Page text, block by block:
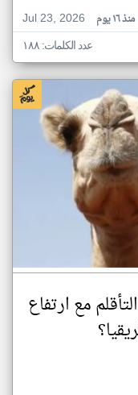
Jul 23, 2026
منذ ١٦ يوم
عدد الكلمات: ١٨٨
مع ارتفاع